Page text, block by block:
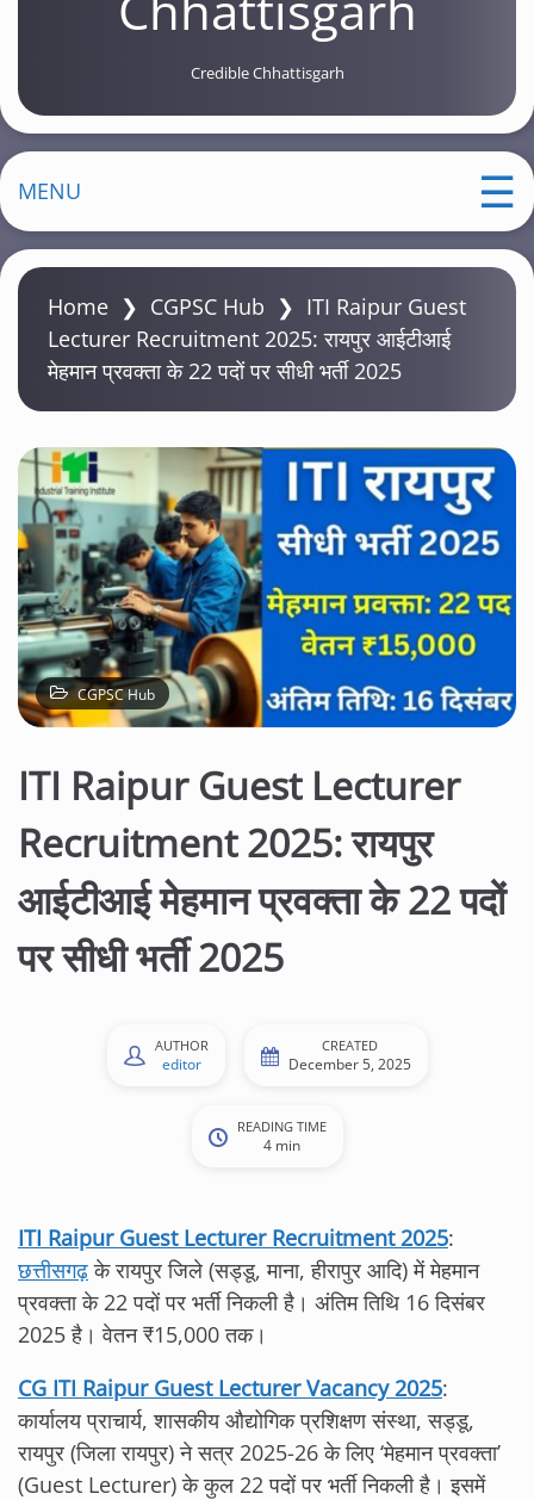
Credible Chhattisgarh
MENU
Home ❯ CGPSC Hub ❯ ITI Raipur Guest
Lecturer Recruitment 2025: रायपुर आईटीआई
मेहमान प्रवक्ता के 22 पदों पर सीधी भर्ती 2025
CGPSC Hub
ITI Raipur Guest Lecturer
Recruitment 2025: रायपुर
आईटीआई मेहमान प्रवक्ता के 22 पदों
पर सीधी भर्ती 2025
AUTHOR
editor
CREATED
December 5, 2025
READING TIME
4 min
ITI Raipur Guest Lecturer Recruitment 2025:
छत्तीसगढ़के रायपुर जिले (सड्डू, माना, हीरापुर आदि) में मेहमान
प्रवक्ता के 22 पदों पर भर्ती निकली है। अंतिम तिथि 16 दिसंबर
2025 है। वेतन ₹15,000 तक।
CG ITI Raipur Guest Lecturer Vacancy 2025:
कार्यालय प्राचार्य, शासकीय औद्योगिक प्रशिक्षण संस्था, सड्डू,
रायपुर (जिला रायपुर) ने सत्र 2025-26 के लिए ‘मेहमान प्रवक्ता’
(Guest Lecturer) के कुल 22 पदों पर भर्ती निकली है। इसमें